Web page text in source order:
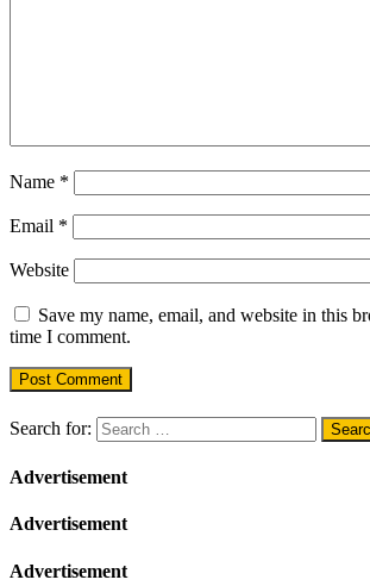
Name *
Email *
Website
Save my name, email, and website in this
time I comment.
Search for:
Advertisement
Advertisement
Advertisement